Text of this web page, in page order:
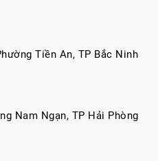
Tiền An, TP Bắc Ninh
Nam Ngạn, TP Hải Phòng